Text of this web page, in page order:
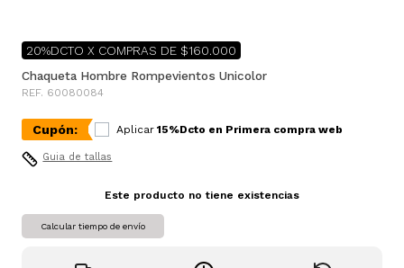
20%DCTO X COMPRAS DE $160.000
Chaqueta Hombre Rompevientos Unicolor
REF. 60080084
Cupón: Aplicar 15%Dcto en Primera compra web
Guia de tallas
Este producto no tiene existencias
Calcular tiempo de envío